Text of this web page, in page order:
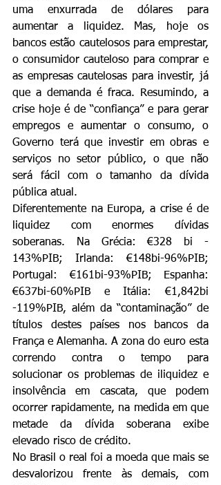
uma enxurrada de dólares para
aumentar a liquidez. Mas, hoje os
bancos estão cautelosos para emprestar,
o consumidor cauteloso para comprar e
as empresas cautelosas para investir, já
que a demanda é fraca. Resumindo, a
crise hoje é de “confiança” e para gerar
empregos e aumentar o consumo, o
Governo terá que investir em obras e
serviços no setor público, o que não
será fácil com o tamanho da dívida
pública atual.
Diferentemente na Europa, a crise é de
liquidez com enormes dívidas
soberanas. Na Grécia: €328 bi -
143%PIB; Irlanda: €148bi-96%PIB;
Portugal: €161bi-93%PIB; Espanha:
€637bi-60%PIB e Itália: €1,842bi
-119%PIB, além da “contaminação” de
títulos destes países nos bancos da
França e Alemanha. A zona do euro esta
correndo contra o tempo para
solucionar os problemas de iliquidez e
insolvência em cascata, que podem
ocorrer rapidamente, na medida em que
metade da dívida soberana exibe
elevado risco de crédito.
No Brasil o real foi a moeda que mais se
desvalorizou frente às demais, com